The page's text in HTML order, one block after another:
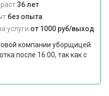
36 лет
без опыта
услуги:от 1000 руб/выход
компании уборщицей
после 16:00, так как с